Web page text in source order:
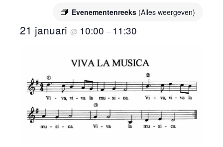
Evenementenreeks (Alles weergeven)
21 januari @ 10:00 – 11:30